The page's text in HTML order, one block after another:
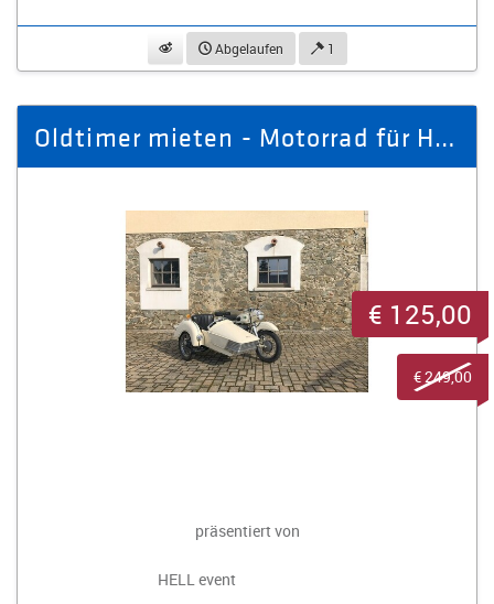
beobachtenAbgelaufen 1
Oldtimer mieten - Motorrad für Hochzeit
präsentiert von
HELL event
€ 125,00
€ 249,00